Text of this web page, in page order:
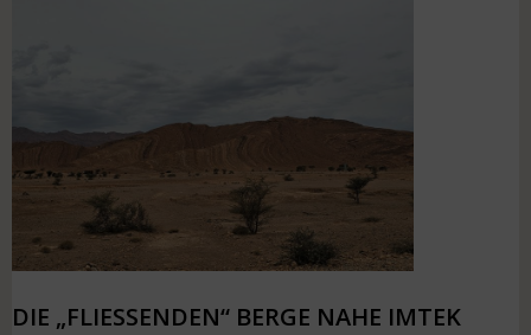
Impressum
DIE „FLIESSENDEN“ BERGE NAHE IMTEK